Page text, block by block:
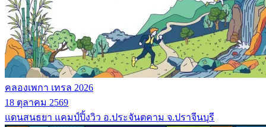
คลองเพกา เทรล 2026
18 ตุลาคม 2569
แดนสนธยา แคมป์ปิ้งวิว อ.ประจันตคาม จ.ปราจีนบุรี